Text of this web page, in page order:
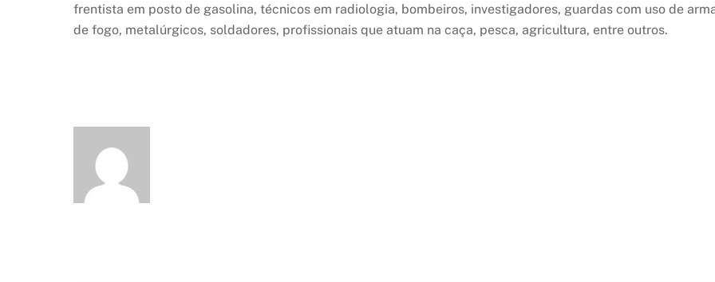
frentista em posto de gasolina, técnicos em radiologia, bombeiros, investigadores, guardas com uso de
de fogo, metalúrgicos, soldadores, profissionais que atuam na caça, pesca, agricultura, entre outros.